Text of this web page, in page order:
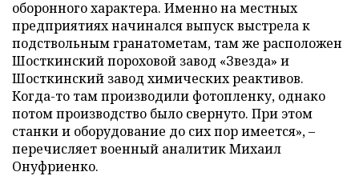
оборонного характера. Именно на местных
предприятиях начинался выпуск выстрела к
подствольным гранатометам, там же расположен
Шосткинский пороховой завод «Звезда» и
Шосткинский завод химических реактивов.
Когда-то там производили фотопленку, однако
потом производство было свернуто. При этом
станки и оборудование до сих пор имеется», –
перечисляет военный аналитик Михаил
Онуфриенко.